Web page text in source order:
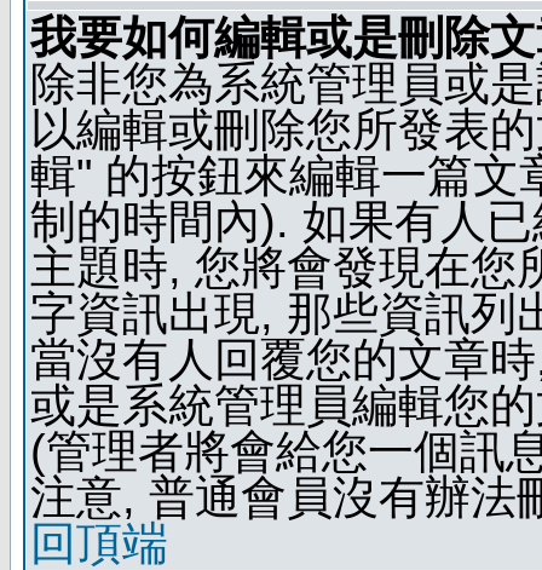
我要如何編輯或是刪除
除非您為系統管理員或
以編輯或刪除您所發表
輯" 的按鈕來編輯一篇文
制的時間內). 如果有人
主題時, 您將會發現在您
字資訊出現, 那些資訊列
當沒有人回覆您的文章
或是系統管理員編輯您
(管理者將會給您一個訊
注意, 普通會員沒有辦法
回頂端